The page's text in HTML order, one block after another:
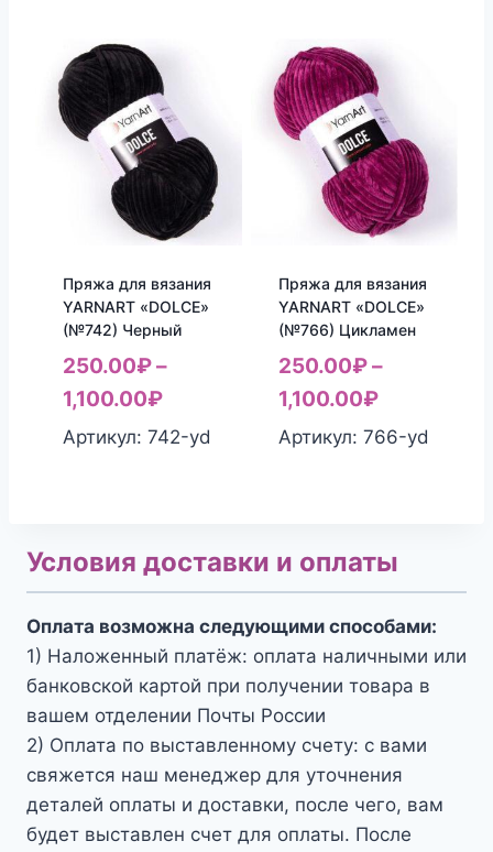
Пряжа для вязания
YARNART «DOLCE»
(№742) Черный
250.00₽–
1,100.00₽
Артикул: 742-yd
Пряжа для вязания
YARNART «DOLCE»
(№766) Цикламен
250.00₽–
1,100.00₽
Артикул: 766-yd
Условия доставки и оплаты
Оплата возможна следующими способами:
1) Наложенный платёж: оплата наличными или
банковской картой при получении товара в
вашем отделении Почты России
2) Оплата по выставленному счету: с вами
свяжется наш менеджер для уточнения
деталей оплаты и доставки, после чего, вам
будет выставлен счет для оплаты. После